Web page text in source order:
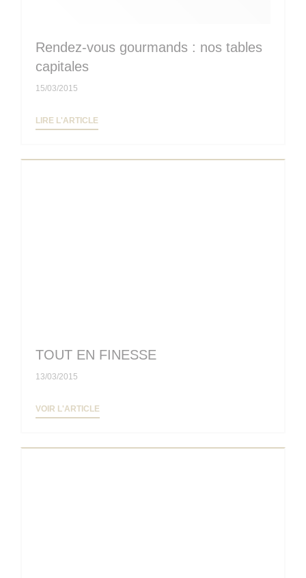
Rendez-vous gourmands : nos tables
capitales
15/03/2015
LIRE L'ARTICLE
TOUT EN FINESSE
13/03/2015
VOIR L'ARTICLE